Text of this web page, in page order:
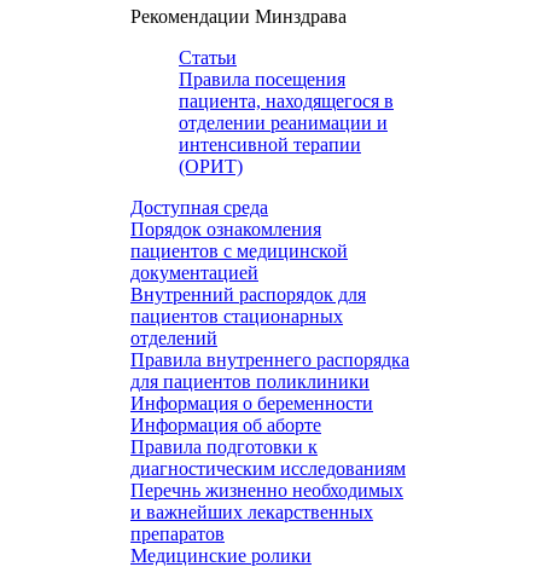
Рекомендации Минздрава
Статьи
Правила посещения
пациента, находящегося в
отделении реанимации и
интенсивной терапии
(ОРИТ)
Доступная среда
Порядок ознакомления
пациентов с медицинской
документацией
Внутренний распорядок для
пациентов стационарных
отделений
Правила внутреннего распорядка
для пациентов поликлиники
Информация о беременности
Информация об аборте
Правила подготовки к
диагностическим исследованиям
Перечнь жизненно необходимых
и важнейших лекарственных
препаратов
Медицинские ролики